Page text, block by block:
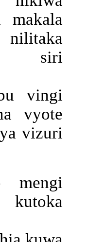
makala
siri
vingi
vyote
vizuri
mengi